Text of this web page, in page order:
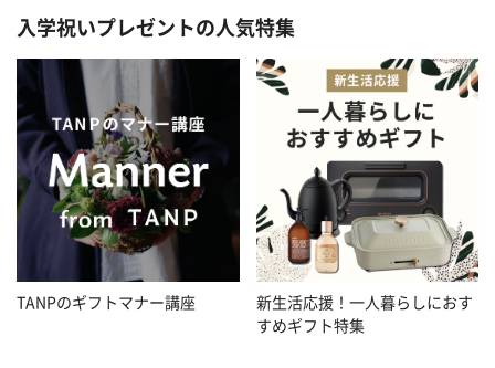
入学祝いプレゼントの人気特集
TANPのギフトマナー講座
新生活応援！一人暮らしにおす
すめギフト特集